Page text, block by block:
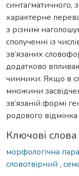
синтагматичного,
характерне
з різним
сполученні із
зв’язаних
додатково
чинники. Якщо в
множини
зв’язаній формі
родового
Ключові слова
морфологічна
словотвірний ,